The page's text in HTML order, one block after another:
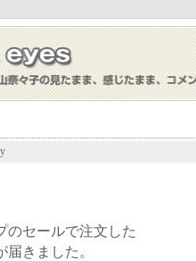
のセールで注文した
届きました。